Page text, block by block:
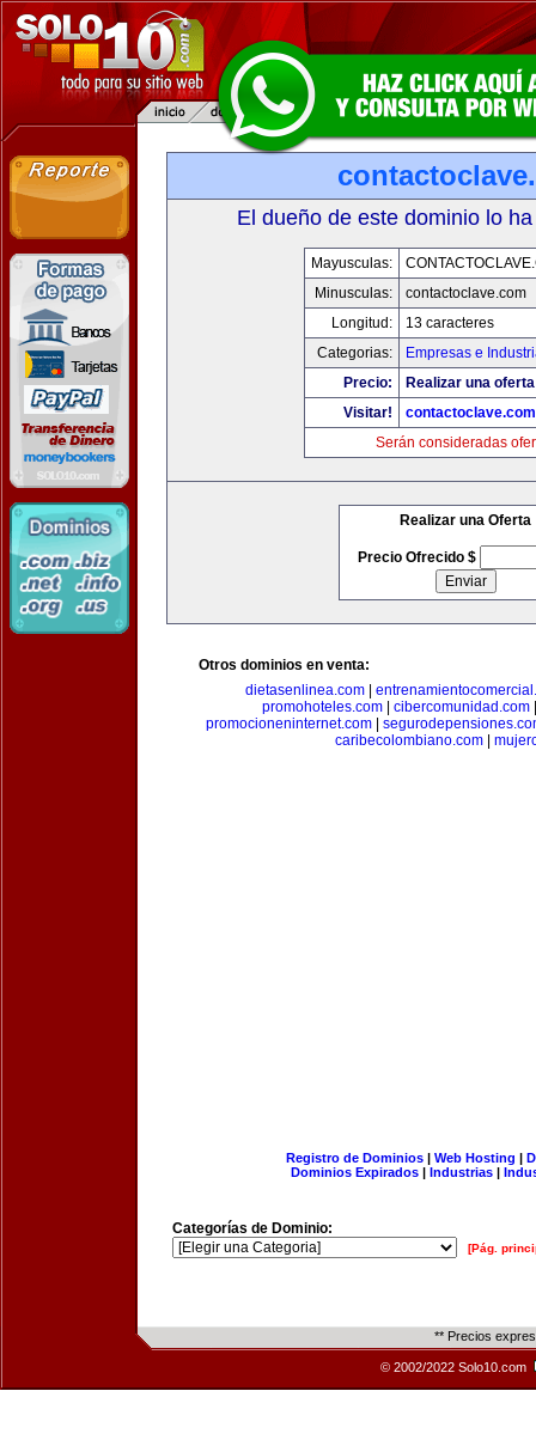
El dueño de este dominio lo
Mayusculas:
Minusculas:
contactoclave.com
Longitud:
13 caracteres
Categorias:
Empresas e
Precio:
Realizar una
Visitar!
contactoclave.com
Serán consideradas
Realizar una Oferta
Precio Ofrecido $
Otros dominios en venta:
dietasenlinea.com|
promohoteles.com
cibercomunidad.com
promocioneninternet.com|
caribecolombiano.com|
Registro de Dominios| Web Hosting |
Dominios Expirados | Industrias |
Categorías de Dominio:
[Pág.
** Precios
© 2002/2022 Solo10.com